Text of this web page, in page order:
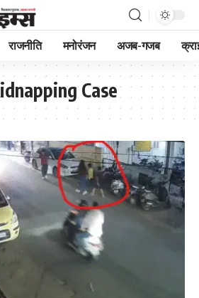
राजनीति मनोरंजन अजब-गजब
Case